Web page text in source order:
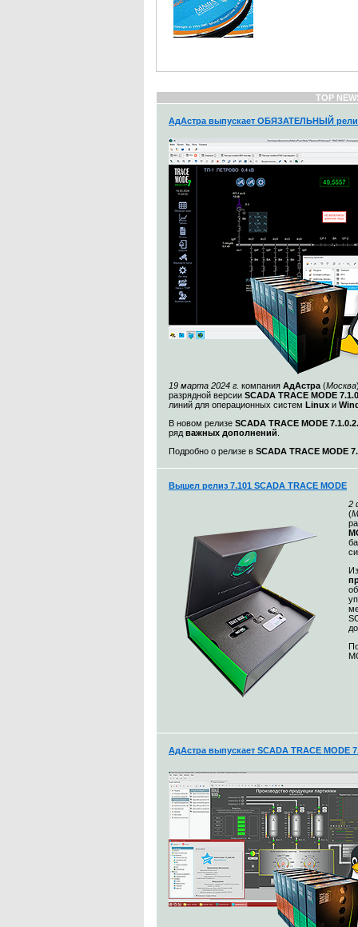
TOP
АдАстра выпускает ОБЯЗАТЕЛЬНЫЙ релиз
19 марта 2024 г. компания АдАстра (Москва
разрядной версии SCADA TRACE MODE
линий для операционных систем Linux и
В новом релизе SCADA TRACE MODE 7.1.0.2.
ряд важных дополнений
Подробно о релизе в SCADA TRACE MODE
Вышел релиз 7.101 SCADA TRACE MODE
2
(
АдАстра выпускает SCADA TRACE MODE